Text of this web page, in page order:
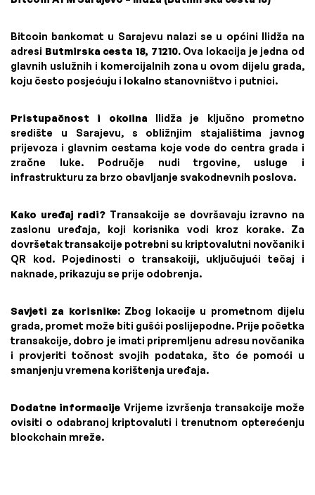
Bitcoin bankomat u Sarajevu nalazi se u općini Ilidža na
adresi Butmirska cesta 18, 71210.Ova lokacija je jedna od
glavnih uslužnih i komercijalnih zona u ovom dijelu grada,
koju često posjećuju i lokalno stanovništvo i putnici.
Pristupačnost i okolina Ilidža je ključno prometno
središte u Sarajevu, s obližnjim stajalištima javnog
prijevoza i glavnim cestama koje vode do centra grada i
zračne luke. Područje nudi trgovine, usluge i
infrastrukturu za brzo obavljanje svakodnevnih poslova.
Kako uređaj radi? Transakcije se dovršavaju izravno na
zaslonu uređaja, koji korisnika vodi kroz korake. Za
dovršetak transakcije potrebni su kriptovalutni novčanik i
QR kod. Pojedinosti o transakciji, uključujući tečaj i
naknade, prikazuju se prije odobrenja.
Savjeti za korisnike:Zbog lokacije u prometnom dijelu
grada, promet može biti gušći poslijepodne. Prije početka
transakcije, dobro je imati pripremljenu adresu novčanika
i provjeriti točnost svojih podataka, što će pomoći u
smanjenju vremena korištenja uređaja.
Dodatne informacije Vrijeme izvršenja transakcije može
ovisiti o odabranoj kriptovaluti i trenutnom opterećenju
blockchain mreže.